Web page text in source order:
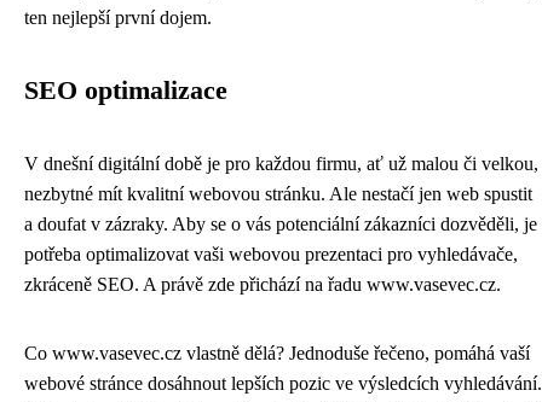
ten nejlepší první dojem.
SEO optimalizace
V dnešní digitální době je pro každou firmu, ať už malou či velkou,
nezbytné mít kvalitní webovou stránku. Ale nestačí jen web spustit
a doufat v zázraky. Aby se o vás potenciální zákazníci dozvěděli, je
potřeba optimalizovat vaši webovou prezentaci pro vyhledávače,
zkráceně SEO. A právě zde přichází na řadu www.vasevec.cz.
Co www.vasevec.cz vlastně dělá? Jednoduše řečeno, pomáhá vaší
webové stránce dosáhnout lepších pozic ve výsledcích vyhledávání.